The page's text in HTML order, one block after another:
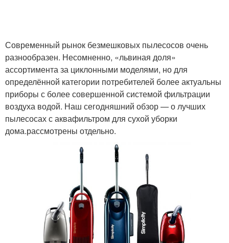
Современный рынок безмешковых пылесосов очень
разнообразен. Несомненно, «львиная доля»
ассортимента за циклонными моделями, но для
определённой категории потребителей более актуальны
приборы с более совершенной системой фильтрации
воздуха водой. Наш сегодняшний обзор — о лучших
пылесосах с аквафильтром для сухой уборки
дома.рассмотрены отдельно.